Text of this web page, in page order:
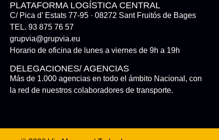
PLATAFORMA LOGÍSTICA CENTRAL
C/ Pica d’ Estats 77-95 · 08272 Sant Fruitós de Bages
TEL. 93 875 76 57
grupvia@grupvia.eu
Horario de oficina de lunes a viernes de 9h a 19h
DELEGACIONES/ AGENCIAS
Más de 1.000 agencias en todo el ámbito Nacional, con
la red de nuestros colaboradores de transporte.